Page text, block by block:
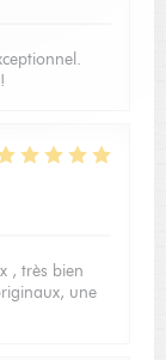
, très bien
une